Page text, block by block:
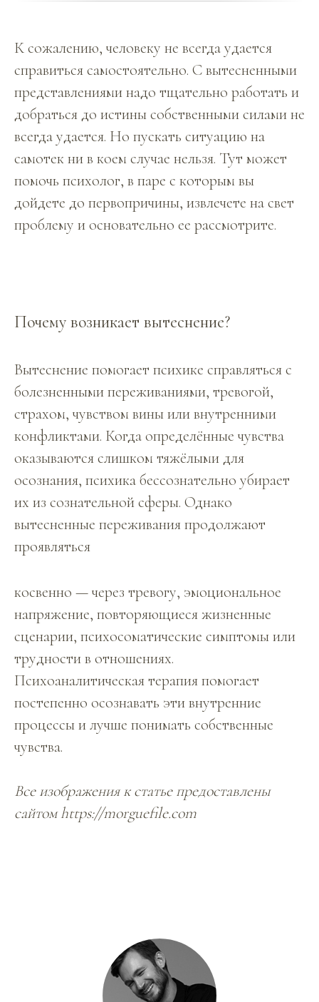
К сожалению, человеку не всегда удается
справиться самостоятельно. С вытесненными
представлениями надо тщательно работать и
добраться до истины собственными силами не
всегда удается. Но пускать ситуацию на
самотек ни в коем случае нельзя. Тут может
помочь психолог, в паре с которым вы
дойдете до первопричины, извлечете на свет
проблему и основательно ее рассмотрите.
Почему возникает вытеснение?
Вытеснение помогает психике справляться с
болезненными переживаниями, тревогой,
страхом, чувством вины или внутренними
конфликтами. Когда определённые чувства
оказываются слишком тяжёлыми для
осознания, психика бессознательно убирает
их из сознательной сферы. Однако
вытесненные переживания продолжают
проявляться
косвенно — через тревогу, эмоциональное
напряжение, повторяющиеся жизненные
сценарии, психосоматические симптомы или
трудности в отношениях.
Психоаналитическая терапия помогает
постепенно осознавать эти внутренние
процессы и лучше понимать собственные
чувства.
Все изображения к статье предоставлены
сайтом https://morguefile.com